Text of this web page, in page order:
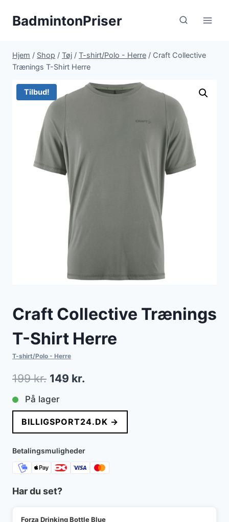
BadmintonPriser
Hjem / Shop / Tøj / T-shirt/Polo - Herre / Craft Collective
Trænings T-Shirt Herre
Tilbud!
Craft Collective Trænings
T-Shirt Herre
T-shirt/Polo - Herre
199kr. Den
oprindelige
pris
var:
199 kr..
149 kr.
pris
er:
149 kr..
På lager
BILLIGSPORT24.DK →
Betalingsmuligheder
Har du set?
Forza Drinking Bottle Blue